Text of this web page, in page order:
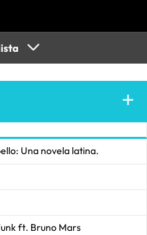
Una novela latina.
ft. Bruno Mars